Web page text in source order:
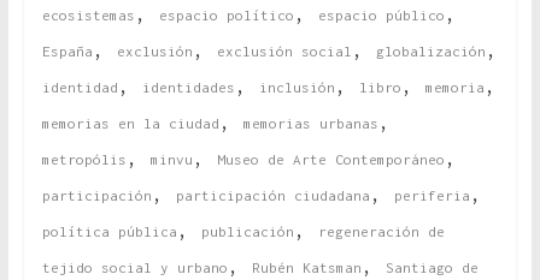
ecosistemas , espacio político , espacio público ,
España , exclusión , exclusión social , globalización ,
identidad , identidades , inclusión , libro , memoria ,
memorias en la ciudad , memorias urbanas ,
metropólis , minvu , Museo de Arte Contemporáneo ,
participación , participación ciudadana , periferia ,
política pública , publicación , regeneración de
tejido social y urbano , Rubén Katsman , Santiago de